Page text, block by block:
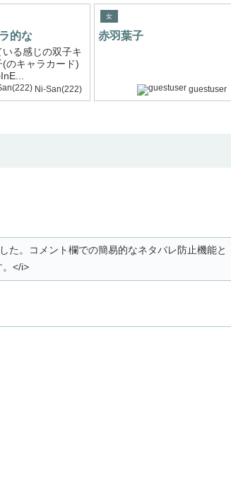
的な
る感じの双子キ
(のキャラカード)
Ni-San(222)
女
赤羽葉子
guestuser
た。コメント欄での簡易的なネタバレ防止機能と
。</i>